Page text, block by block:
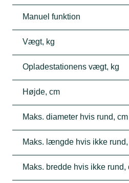
Manuel funktion
Vægt, kg
Opladestationens vægt, kg
Højde, cm
Maks. diameter hvis rund, cm
Maks. længde hvis ikke
Maks. bredde hvis ikke rund,